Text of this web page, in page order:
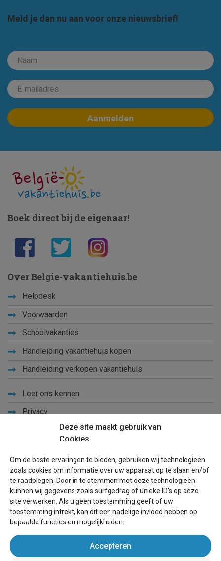
Meld je dan nu aan voor onze nieuwsbrief!
Deze site maakt gebruik van
Cookies
Om de beste ervaringen te bieden, gebruiken wij technologieën
zoals cookies om informatie over uw apparaat op te slaan en/of
te raadplegen. Door in te stemmen met deze technologieën
kunnen wij gegevens zoals surfgedrag of unieke ID's op deze
site verwerken. Als u geen toestemming geeft of uw
toestemming intrekt, kan dit een nadelige invloed hebben op
bepaalde functies en mogelijkheden.
Accepteren
Boek direct bij de eigenaar!
Over Belgie-vakantiehuis.be
Helpdesk
Voorwaarden
Schoolvakanties
Handleiding vakantiehuis kopen
Handleiding verkopen vakantiehuis
Leer ons kennen
Privacy
Blog
Voor eigenaren
Een advertentie plaatsen
Succesvol verhuren vakantiewoning